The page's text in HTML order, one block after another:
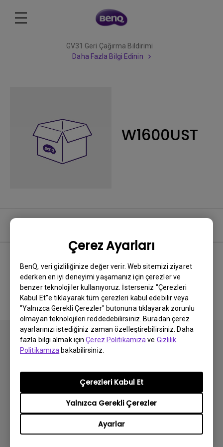
Çerez Ayarları
BenQ, veri gizliliğinize değer verir. Web sitemizi ziyaret
ederken en iyi deneyimi yaşamanız için çerezler ve
benzer teknolojiler kullanıyoruz. İsterseniz "Çerezleri
Kabul Et"e tıklayarak tüm çerezleri kabul edebilir veya
"Yalnızca Gerekli Çerezler" butonuna tıklayarak zorunlu
olmayan teknolojileri reddedebilirsiniz. Buradan çerez
ayarlarınızı istediğiniz zaman özelleştirebilirsiniz. Daha
fazla bilgi almak içinÇerez Politikamıza ve Gizlilik
Politikamıza bakabilirsiniz.
Ayarlar
Yalnızca Gerekli Çerezler
Çerezleri Kabul Et
GV31 Geri Çağırma Bildirimi
Daha Fazla Bilgi Edinin
W1600UST
Kullanım Kılavuzu
İlgili El Kitabı bulunmuyor
Abone olun